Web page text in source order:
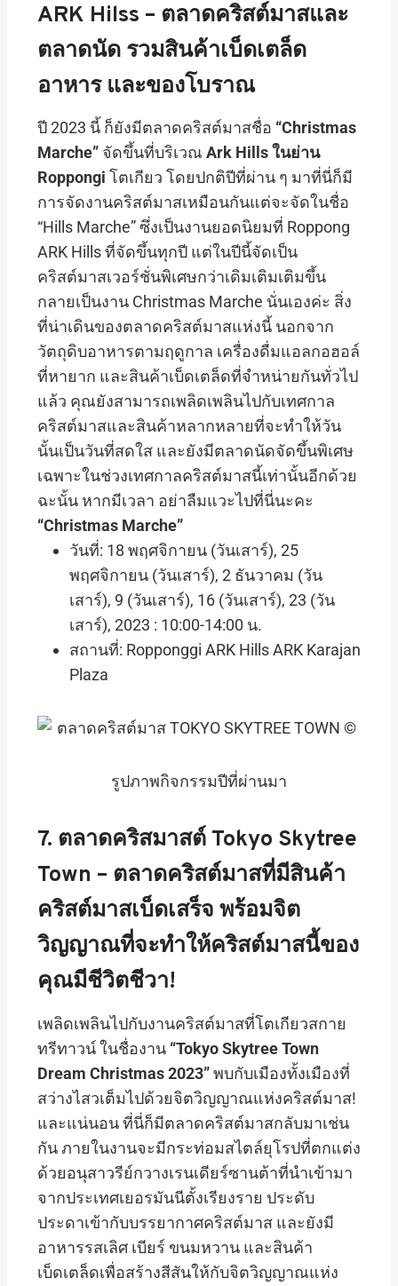
ARK Hilss – ตลาดคริสต์มาสและ
ตลาดนัด รวมสินค้าเบ็ดเตล็ด
อาหาร และของโบราณ
ปี 2023 นี้ ก็ยังมีตลาดคริสต์มาสชื่อ “Christmas
Marche” จัดขึ้นที่บริเวณ Ark Hills ในย่าน
Roppongi โตเกียว โดยปกติปีที่ผ่าน ๆ มาที่นี่ก็มี
การจัดงานคริสต์มาสเหมือนกันแต่จะจัดในชื่อ
“Hills Marche” ซึ่งเป็นงานยอดนิยมที่ Roppong
ARK Hills ที่จัดขึ้นทุกปี แต่ในปีนี้จัดเป็น
คริสต์มาสเวอร์ชั่นพิเศษกว่าเดิมเติมเติมขึ้น
กลายเป็นงาน Christmas Marche นั่นเองค่ะ สิ่ง
ที่น่าเดินของตลาดคริสต์มาสแห่งนี้ นอกจาก
วัตถุดิบอาหารตามฤดูกาล เครื่องดื่มแอลกอฮอล์
ที่หายาก และสินค้าเบ็ดเตล็ดที่จำหน่ายกันทั่วไป
แล้ว คุณยังสามารถเพลิดเพลินไปกับเทศกาล
คริสต์มาสและสินค้าหลากหลายที่จะทำให้วัน
นั้นเป็นวันที่สดใส และยังมีตลาดนัดจัดขึ้นพิเศษ
เฉพาะในช่วงเทศกาลคริสต์มาสนี้เท่านั้นอีกด้วย
ฉะนั้น หากมีเวลา อย่าลืมแวะไปที่นี่นะคะ
“Christmas Marche”
วันที่: 18 พฤศจิกายน (วันเสาร์), 25
พฤศจิกายน (วันเสาร์), 2 ธันวาคม (วัน
เสาร์), 9 (วันเสาร์), 16 (วันเสาร์), 23 (วัน
เสาร์), 2023 : 10:00-14:00 น.
สถานที่: Ropponggi ARK Hills ARK Karajan
Plaza
รูปภาพกิจกรรมปีที่ผ่านมา
7. ตลาดคริสมาสต์ Tokyo Skytree
Town – ตลาดคริสต์มาสที่มีสินค้า
คริสต์มาสเบ็ดเสร็จ พร้อมจิต
วิญญาณที่จะทำให้คริสต์มาสนี้ของ
คุณมีชีวิตชีวา!
เพลิดเพลินไปกับงานคริสต์มาสที่โตเกียวสกาย
ทรีทาวน์ ในชื่องาน “Tokyo Skytree Town
Dream Christmas 2023”พบกับเมืองทั้งเมืองที่
สว่างไสวเต็มไปด้วยจิตวิญญาณแห่งคริสต์มาส!
และแน่นอน ที่นี่ก็มีตลาดคริสต์มาสกลับมาเช่น
กัน ภายในงานจะมีกระท่อมสไตล์ยุโรปที่ตกแต่ง
ด้วยอนุสาวรีย์กวางเรนเดียร์ซานต้าที่นำเข้ามา
จากประเทศเยอรมันนีตั้งเรียงราย ประดับ
ประดาเข้ากับบรรยากาศคริสต์มาส และยังมี
อาหารรสเลิศ เบียร์ ขนมหวาน และสินค้า
เบ็ดเตล็ดเพื่อสร้างสีสันให้กับจิตวิญญาณแห่ง